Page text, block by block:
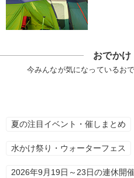
おでかけ
今みんなが気になっているお
夏の注目イベント・催しまとめ
水かけ祭り・ウォーターフェス
2026年9月19日～23日の連休開